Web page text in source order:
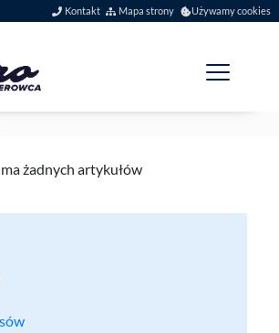
Szybkie menu
Kontakt Mapa strony Używamy cookies
(zajawki
żadnych artykułów